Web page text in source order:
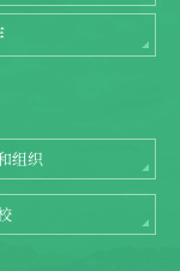
组织